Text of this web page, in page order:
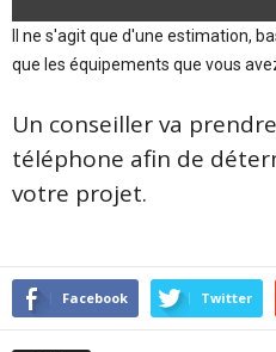
Il ne s'agit que d'une estimation,
que les équipements que vous
Un conseiller va
téléphone afin de
votre projet.
Facebook Twitter